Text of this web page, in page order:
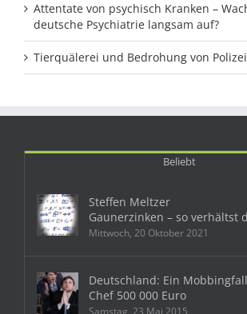
Attentate von psychisch Kranken –
deutsche Psychiatrie langsam auf?
Tierquälerei und Bedrohung von
Beliebt
Steffen Meltzer
Gaunerzinken – so verhältst
Mittwoch, 20 Oktober 2021
Deutschland: Ein
Chef 500 000 Euro